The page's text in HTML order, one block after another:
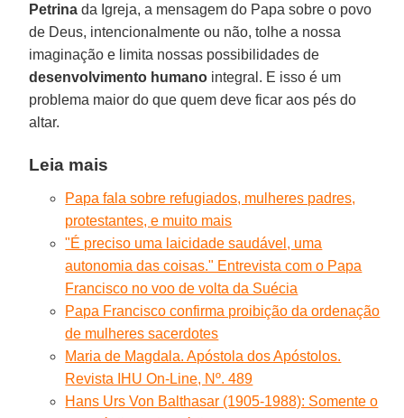
Petrina da Igreja, a mensagem do Papa sobre o povo
de Deus, intencionalmente ou não, tolhe a nossa
imaginação e limita nossas possibilidades de
desenvolvimento humano integral. E isso é um
problema maior do que quem deve ficar aos pés do
altar.
Leia mais
Papa fala sobre refugiados, mulheres padres,
protestantes, e muito mais
"É preciso uma laicidade saudável, uma
autonomia das coisas." Entrevista com o Papa
Francisco no voo de volta da Suécia
Papa Francisco confirma proibição da ordenação
de mulheres sacerdotes
Maria de Magdala. Apóstola dos Apóstolos.
Revista IHU On-Line, Nº. 489
Hans Urs Von Balthasar (1905-1988): Somente o